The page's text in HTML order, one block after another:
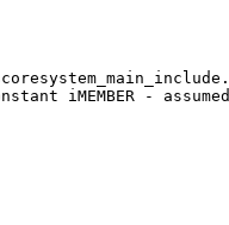
im ErrorLog weg sein.
iMEMBER -